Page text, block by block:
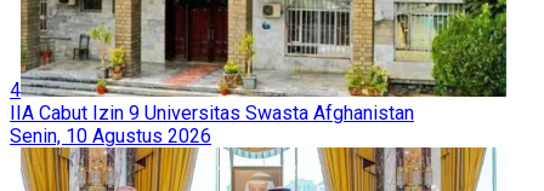
4
IIA Cabut Izin 9 Universitas Swasta Afghanistan
Senin, 10 Agustus 2026